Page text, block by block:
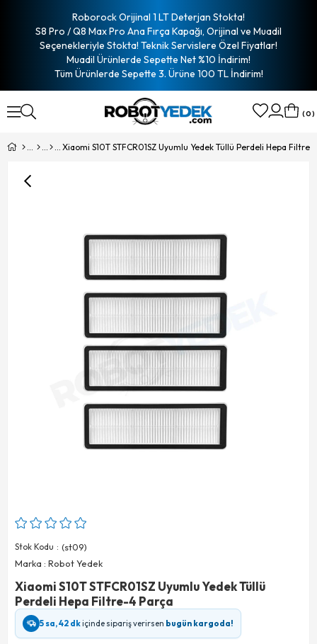
Roborock Orijinal 1 LT Deterjan Stokta!
S8 Pro / Q8 Max Pro Ana Fırça Kapağı, Orijinal ve Muadil
Seçenekleriyle Stokta! Teknik Servislere Özel Fiyatlar!
Muadil Ürünlerde Sepette Net %10 İndirim!
Tüm Ürünlerde Sepette 3. Ürüne 100 TL İndirim!
0
Xiaomi S10T STFCR01SZ Uyumlu Yedek Tüllü Perdeli Hepa
Stok Kodu
(st09)
Marka : Robot Yedek
Xiaomi S10T STFCR01SZ Uyumlu Yedek Tüllü
Perdeli Hepa Filtre-4 Parça
5 sa, 42 dkiçinde sipariş verirsen bugün kargoda!